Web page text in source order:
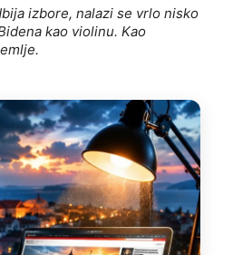
izbore, nalazi se vrlo nisko
kao violinu. Kao